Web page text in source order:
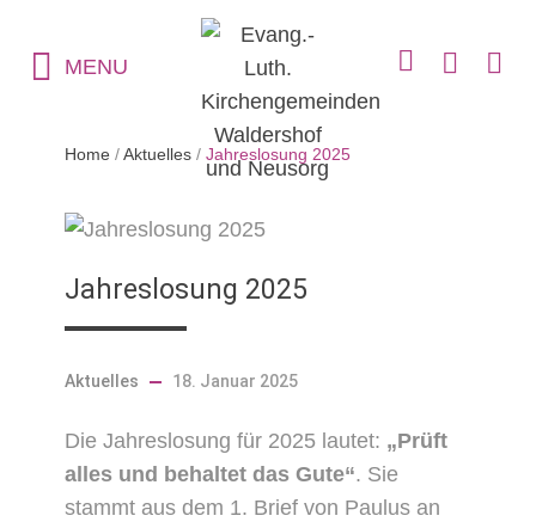
MENU
Home / Aktuelles /Jahreslosung 2025
Jahreslosung 2025
Aktuelles 18. Januar 2025
Die Jahreslosung für 2025 lautet: „Prüft
alles und behaltet das Gute“. Sie
stammt aus dem 1. Brief von Paulus an